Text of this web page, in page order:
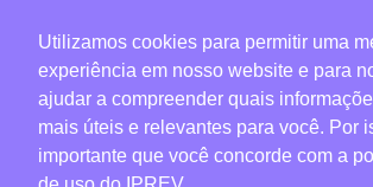
Rua Visconde
291 – Centro -
Telefones:
HORÁRIO DE
Central de
12h30
Sede
Utilizamos cookies para permitir uma
experiência em nosso website e para
ajudar a compreender quais
mais úteis e relevantes para você. Por
importante que você concorde com a